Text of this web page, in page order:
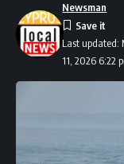
Last updated:
11, 2026 6:22
Newsman